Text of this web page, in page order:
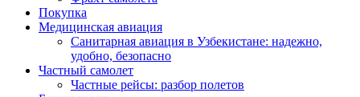
Покупка
Медицинская авиация
Санитарная авиация в Узбекистане: надежно,
удобно, безопасно
Частный самолет
Частные рейсы: разбор полетов